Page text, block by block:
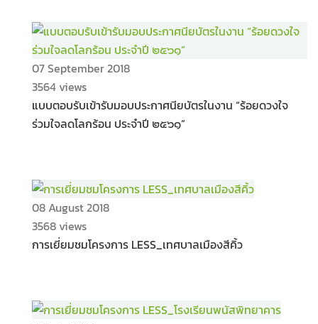
07 September 2018
3564 views
แบบตอบรับเข้ารับมอบประกาศนียบัตรในงาน “ร้อยดวงใจ
ร่วมใจลดโลกร้อน ประจำปี ๒๕๖๑”
08 August 2018
3568 views
การเยี่ยมชมโครงการ LESS_เทศบาลเมืองสีคิ้ว